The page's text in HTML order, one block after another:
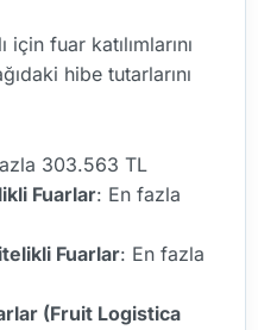
için fuar katılımlarını
hibe tutarlarını
303.563 TL
Fuarlar: En fazla
Fuarlar: En fazla
(Fruit Logistica